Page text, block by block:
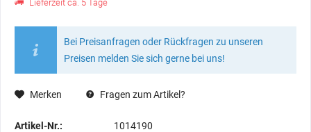
Lieferzeit ca. 5 Tage
Bei Preisanfragen oder Rückfragen zu unseren
Preisen melden Sie sich gerne bei uns!
Merken Fragen zum Artikel?
Artikel-Nr.: 1014190